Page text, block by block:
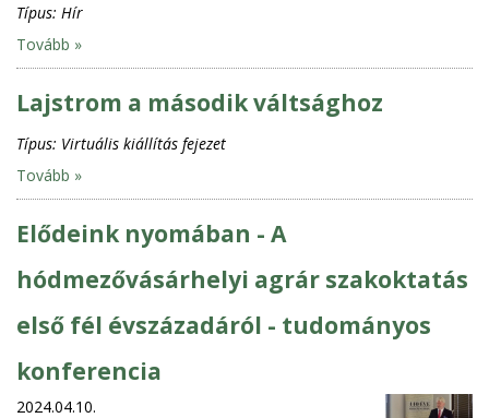
Típus: Hír
Tovább »
Lajstrom a második váltsághoz
Típus: Virtuális kiállítás fejezet
Tovább »
Elődeink nyomában - A
hódmezővásárhelyi agrár szakoktatás
első fél évszázadáról - tudományos
konferencia
2024.04.10.